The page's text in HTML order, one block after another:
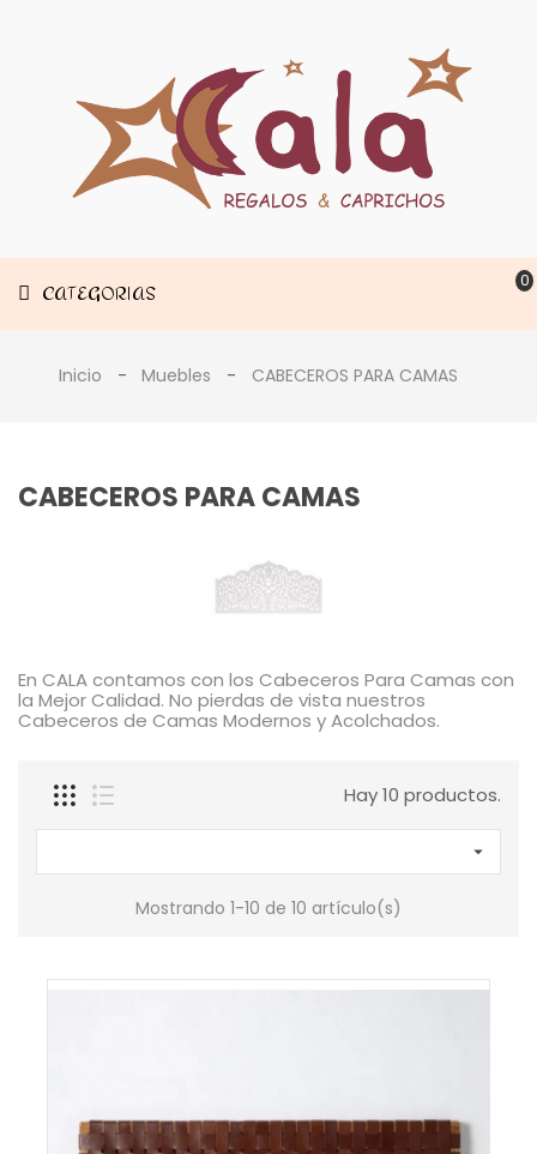
CATEGORIAS 0
Decoración
Estancias
Inicio Muebles CABECEROS PARA CAMAS
CABECEROS PARA CAMAS
En CALA contamos con los Cabeceros Para Camas con
la Mejor Calidad. No pierdas de vista nuestros
Cabeceros de Camas Modernos y Acolchados.
Hay 10 productos.

Mostrando 1-10 de 10 artículo(s)